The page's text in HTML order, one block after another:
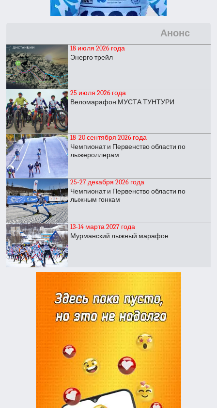
Анонс
18 июля 2026 года
Энерго трейл
25 июля 2026 года
Веломарафон МУСТА ТУНТУРИ
18-20 сентября 2026 года
Чемпионат и Первенство области по
лыжероллерам
25-27 декабря 2026 года
Чемпионат и Первенство области по
лыжным гонкам
13-14 марта 2027 года
Мурманский лыжный марафон